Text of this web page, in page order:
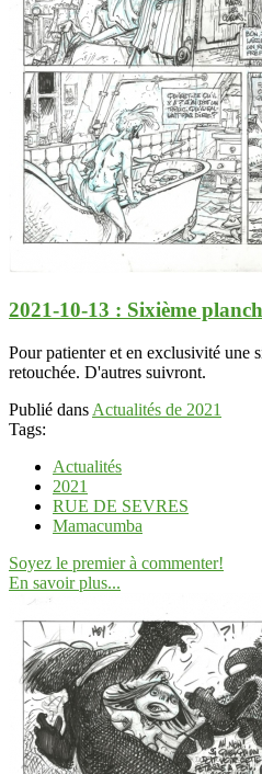
2021-10-13 : Sixième
Pour patienter et en exclusivité une
retouchée. D'autres suivront.
Publié dans Actualités de 2021
Tags:
Actualités
2021
RUE DE SEVRES
Mamacumba
Soyez le premier à commenter!
En savoir plus...